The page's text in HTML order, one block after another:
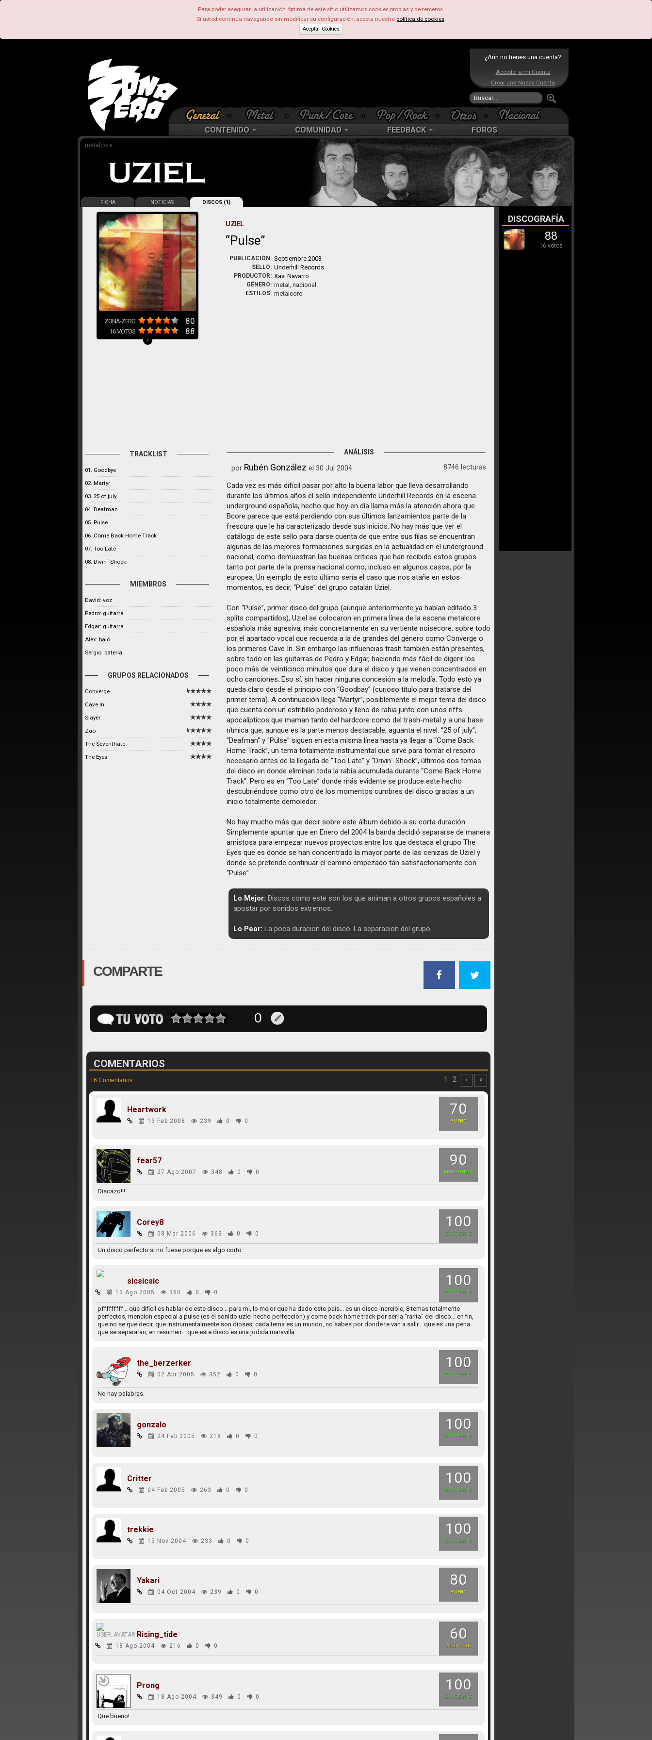
Para poder asegurar la utilización óptima de este sitio utilizamos cookies propias y de terceros.
Si usted continúa navegando sin modificar su configuración, acepta nuestra política de cookies.
Aceptar Cookies
¿Aún no tienes una cuenta?
Acceder a mi Cuenta
Crear una Nueva Cuenta
CONTENIDO COMUNIDAD FEEDBACK FOROS
metalcore
FICHA NOTICIAS DISCOS (1)
ZONA-ZERO 80
16VOTOS 88
+
UZIEL
Pulse
PUBLICACIÓN: Septiembre 2003
SELLO: Underhill Records
PRODUCTOR: Xavi Navarro
GÉNERO: metal, nacional
ESTILOS: metalcore
TRACKLIST
01. Goodbye
02. Martyr
03. 25 of july
04. Deafman
05. Pulse
06. Come Back Home Track
07. Too Late
08. Divin´ Shock
MIEMBROS
David: voz
Pedro: guitarra
Edgar: guitarra
Alex: bajo
Sergio: batería
GRUPOS RELACIONADOS
Converge
Cave In
Slayer
Zao
The Seventhate
The Eyes
ANÁLISIS
por Rubén González el 30 Jul 2004 8746 lecturas
Cada vez es más difícil pasar por alto la buena labor que lleva desarrollando
durante los últimos años el sello independiente Underhill Records en la escena
underground española, hecho que hoy en día llama más la atención ahora que
Bcore parece que está perdiendo con sus últimos lanzamientos parte de la
frescura que le ha caracterizado desde sus inicios. No hay más que ver el
catálogo de este sello para darse cuenta de que entre sus filas se encuentran
algunas de las mejores formaciones surgidas en la actualidad en el underground
nacional, como demuestran las buenas criticas que han recibido estos grupos
tanto por parte de la prensa nacional como, incluso en algunos casos, por la
europea. Un ejemplo de esto último sería el caso que nos atañe en estos
momentos, es decir, “Pulse” del grupo catalán Uziel.
Con “Pulse”, primer disco del grupo (aunque anteriormente ya habían editado 3
splits compartidos), Uziel se colocaron en primera línea de la escena metalcore
española màs agresiva, más concretamente en su vertiente noisecore, sobre todo
por el apartado vocal que recuerda a la de grandes del género como Converge o
los primeros Cave In. Sin embargo las influencias trash también están presentes,
sobre todo en las guitarras de Pedro y Edgar, haciendo más fácil de digerir los
poco más de veinticinco minutos que dura el disco y que vienen concentrados en
ocho canciones. Eso sí, sin hacer ninguna concesión a la melodía. Todo esto ya
queda claro desde el principio con “Goodbay” (curioso título para tratarse del
primer tema). A continuación llega “Martyr”, posiblemente el mejor tema del disco
que cuenta con un estribillo poderoso y lleno de rabia junto con unos riffs
apocalípticos que maman tanto del hardcore como del trash-metal y a una base
rítmica que, aunque es la parte menos destacable, aguanta el nivel. “25 of july”,
"Deafman" y "Pulse" siguen en esta misma línea hasta ya llegar a “Come Back
Home Track”, un tema totalmente instrumental que sirve para tomar el respiro
necesario antes de la llegada de “Too Late” y “Drivin´ Shock”, últimos dos temas
del disco en donde eliminan toda la rabia acumulada durante “Come Back Home
Track”. Pero es en “Too Late” donde más evidente se produce este hecho
descubriéndose como otro de los momentos cumbres del disco gracias a un
inicio totalmente demoledor.
No hay mucho más que decir sobre este álbum debido a su corta duración.
Simplemente apuntar que en Enero del 2004 la banda decidió separarse de manera
amistosa para empezar nuevos proyectos entre los que destaca el grupo The
Eyes que es donde se han concentrado la mayor parte de las cenizas de Uziel y
donde se pretende continuar el camino empezado tan satisfactoriamente con
“Pulse”.
Lo Mejor: Discos como este son los que animan a otros grupos españoles a
apostar por sonidos extremos.
Lo Peor: La poca duracion del disco. La separacion del grupo.
COMPARTE
COMENTARIOS
16 Comentarios 1 2 › »
70
BUENO
Heartwork
13 Feb 2008 239 0 0
90
MUY BUENO
fear57
27 Ago 2007 348 0 0
Discazo!!!
100
EXCELENTE
Corey8
08 Mar 2006 363 0 0
Un disco perfecto si no fuese porque es algo corto.
100
EXCELENTE
sicsicsic
13 Ago 2005 360 0 0
pfffffffff... que dificil es hablar de este disco... para mi, lo mejor que ha dado este pais... es un disco increible, 8 temas totalmente
perfectos, mencion especial a pulse (es el sonido uziel hecho perfeccion) y come back home track por ser la "rarita" del disco... en fin,
que no se que decir, que instrumentalmente son dioses, cada tema es un mundo, no sabes por donde te van a salir... que es una pena
que se separaran, en resumen... que este disco es una jodida maravilla
100
EXCELENTE
the_berzerker
02 Abr 2005 352 0 0
No hay palabras.
100
EXCELENTE
gonzalo
24 Feb 2005 218 0 0
100
EXCELENTE
Critter
04 Feb 2005 263 0 0
100
EXCELENTE
trekkie
15 Nov 2004 233 0 0
80
BUENO
Yakari
04 Oct 2004 239 0 0
60
MEDIOCRE
Rising_tide
18 Ago 2004 216 0 0
100
EXCELENTE
Prong
18 Ago 2004 349 0 0
Que bueno!
DISCOGRAFÍA
88
16 votos